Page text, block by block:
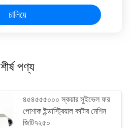
চালিয়ে
শীর্ষ পণ্য
৪৫৪৫৫৫০০০ স্কয়ার সুইভেল ফর
পোশাক ইন্ডাস্ট্রিয়াল কাটার মেশিন
জিটি৭২৫০